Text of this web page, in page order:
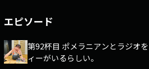
エピソード
第92杯目 ポメラニアンとラジオ
ィーがいるらしい。